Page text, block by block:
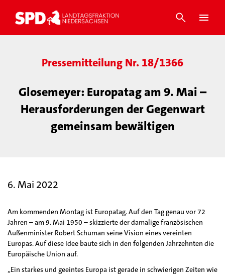
Pressemitteilung Nr. 18/1366
Glosemeyer: Europatag am 9. Mai –
Herausforderungen der Gegenwart
gemeinsam bewältigen
6. Mai 2022
Am kommenden Montag ist Europatag. Auf den Tag genau vor 72
Jahren – am 9. Mai 1950 – skizzierte der damalige französischen
Außenminister Robert Schuman seine Vision eines vereinten
Europas. Auf diese Idee baute sich in den folgenden Jahrzehnten die
Europäische Union auf.
„Ein starkes und geeintes Europa ist gerade in schwierigen Zeiten wie